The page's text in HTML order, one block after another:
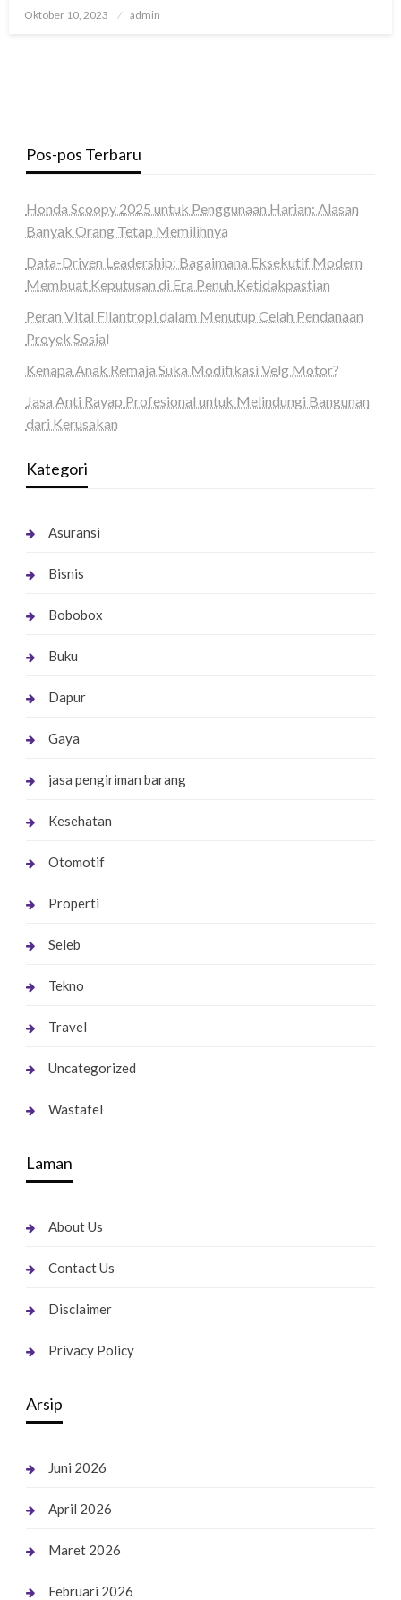
Posted
Oktober 10, 2023 admin
Pos-pos Terbaru
Honda Scoopy 2025 untuk Penggunaan Harian: Alasan
Banyak Orang Tetap Memilihnya
Data-Driven Leadership: Bagaimana Eksekutif Modern
Membuat Keputusan di Era Penuh Ketidakpastian
Peran Vital Filantropi dalam Menutup Celah Pendanaan
Proyek Sosial
Kenapa Anak Remaja Suka Modifikasi Velg Motor?
Jasa Anti Rayap Profesional untuk Melindungi Bangunan
dari Kerusakan
Kategori
Asuransi
Bisnis
Bobobox
Buku
Dapur
Gaya
jasa pengiriman barang
Kesehatan
Otomotif
Properti
Seleb
Tekno
Travel
Uncategorized
Wastafel
Laman
About Us
Contact Us
Disclaimer
Privacy Policy
Arsip
Juni 2026
April 2026
Maret 2026
Februari 2026